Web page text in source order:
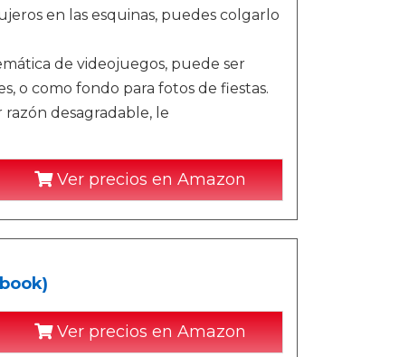
en las esquinas, puedes colgarlo
de videojuegos, puede ser
o como fondo para fotos de fiestas.
desagradable, le
Ver precios en Amazon
Ver precios en Amazon